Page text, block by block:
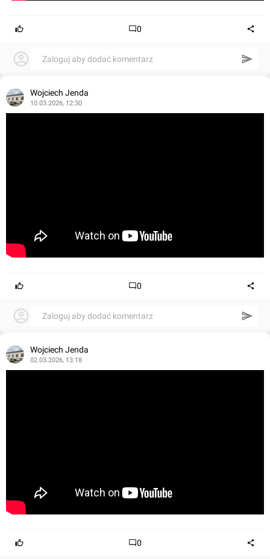
0
Zaloguj aby dodać komentarz
Wojciech Jenda
10.03.2026, 12:30
0
Zaloguj aby dodać komentarz
Wojciech Jenda
02.03.2026, 13:18
0